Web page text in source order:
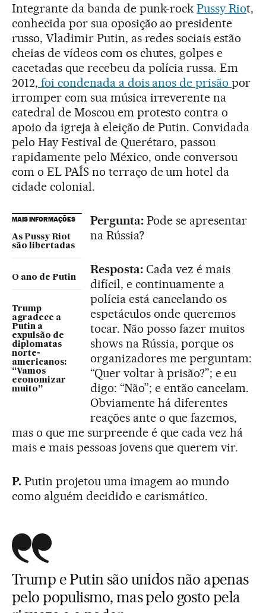
Integrante da banda de punk-rockPussy Riot,
conhecida por sua oposição ao presidente
russo, Vladimir Putin, as redes sociais estão
cheias de vídeos com os chutes, golpes e
cacetadas que recebeu da polícia russa. Em
2012, foi condenada a dois anos de prisãopor
irromper com sua música irreverente na
catedral de Moscou em protesto contra o
apoio da igreja à eleição de Putin. Convidada
pelo Hay Festival de Querétaro, passou
rapidamente pelo México, onde conversou
com o EL PAÍS no terraço de um hotel da
cidade colonial.
MAIS INFORMAÇÕES
As Pussy Riot
são libertadas
O ano de Putin
Trump
agradece a
Putin a
expulsão de
diplomatas
norte-
americanos:
“Vamos
economizar
muito”
Pergunta:Pode se apresentar
na Rússia?
Resposta: Cada vez é mais
difícil, e continuamente a
polícia está cancelando os
espetáculos onde queremos
tocar. Não posso fazer muitos
shows na Rússia, porque os
organizadores me perguntam:
“Quer voltar à prisão?”; e eu
digo: “Não”; e então cancelam.
Obviamente há diferentes
reações ante o que fazemos,
mas o que me surpreende é que cada vez há
mais e mais pessoas jovens que querem vir.
P. Putin projetou uma imagem ao mundo
como alguém decidido e carismático.
Trump e Putin são unidos não apenas
pelo populismo, mas pelo gosto pela